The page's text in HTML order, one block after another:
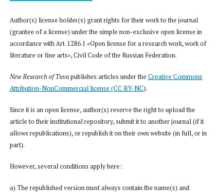
Author(s) license holder(s) grant rights for their work to the journal
(grantee of a license) under the simple non-exclusive open license in
accordance with Art. 1286.1 «Open license for a research work, work of
literature or fine arts», Civil Code of the Russian Federation.
New Research of Tuvapublishes articles under the Creative Commons
Attribution-NonCommercial license (CC BY-NC).
Since it is an open license, author(s) reserve the right to upload the
article to their institutional repository, submit it to another journal (if it
allows republications), or republish it on their own website (in full, or in
part).
However, several conditions apply here:
a) The republished version must always contain the name(s) and